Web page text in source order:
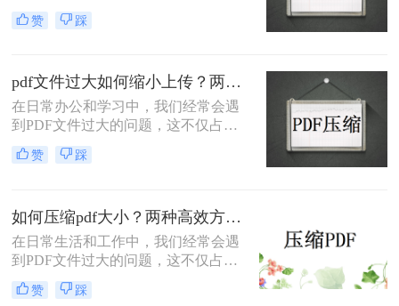
限于附件大小，还是上传系统提示文
件超限，都让人头疼。那么，怎么把
解操作步骤，您可根据文件数量、压
缩质量要求和隐私需求快速选择最合
适的方法。
赞 踩
pdf文件过大如何缩小上传？两种缩小并上传的有效方法!
在日常办公和学习中，我们经常会遇
到PDF文件过大的问题，这不仅占用
了大量的存储空间，还影响了文件的
上传速度和分享效率。那么pdf文件过
松解决PDF文件过大的问题。
赞 踩
如何压缩pdf大小？两种高效方法详解！
在日常生活和工作中，我们经常会遇
到PDF文件过大的问题，这不仅占用
了大量的存储空间，还降低了文件的
传输效率。因此，掌握几种有效的
赞 踩